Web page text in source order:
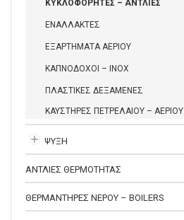
ΚΥΚΛΟΦΟΡΗΤΕΣ – ΑΝΤΛΙΕΣ
ΕΝΑΛΛΑΚΤΕΣ
ΕΞΑΡΤΗΜΑΤΑ ΑΕΡΙΟΥ
ΚΑΠΝΟΔΟΧΟΙ – INOX
ΠΛΑΣΤΙΚΕΣ ΔΕΞΑΜΕΝΕΣ
ΚΑΥΣΤΗΡΕΣ ΠΕΤΡΕΛΑΙΟΥ – ΑΕΡΙΟΥ
ΨΥΞΗ
ΑΝΤΛΙΕΣ ΘΕΡΜΟΤΗΤΑΣ
ΘΕΡΜΑΝΤΗΡΕΣ ΝΕΡΟΥ – BOILERS